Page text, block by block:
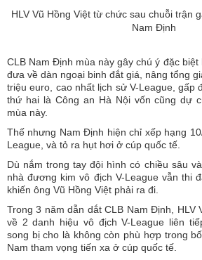
HLV Vũ Hồng Việt từ chức sau chuỗi trận
Nam Định
CLB Nam Định mùa này gây chú ý đặc
đưa về dàn ngoại binh đắt giá, nâng tổng
triệu euro, cao nhất lịch sử V-League, gấp
thứ hai là Công an Hà Nội vốn cũng dự
mùa này.
Thế nhưng Nam Định hiện chỉ xếp hạng
League, và tỏ ra hụt hơi ở cúp quốc tế.
Dù nắm trong tay đội hình có chiều sâu
nhà đương kim vô địch V-League vẫn thi
khiến ông Vũ Hồng Việt phải ra đi.
Trong 3 năm dẫn dắt CLB Nam Định, HLV
về 2 danh hiệu vô địch V-League liên
song bị cho là không còn phù hợp trong
Nam tham vọng tiến xa ở cúp quốc tế.